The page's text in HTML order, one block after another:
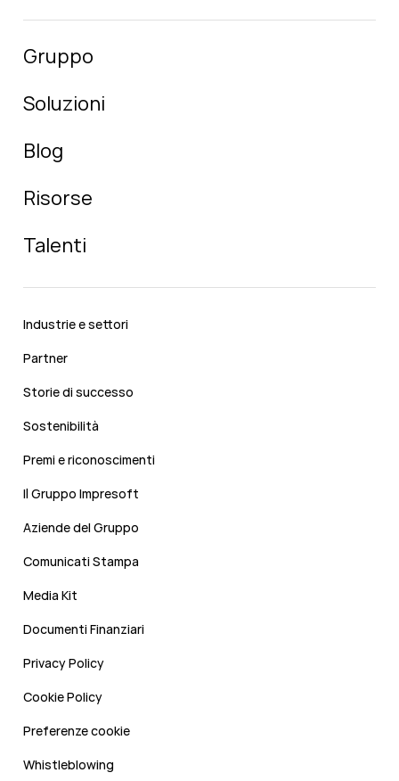
Gruppo
Soluzioni
Blog
Risorse
Talenti
Industrie e settori
Partner
Storie di successo
Sostenibilità
Premi e riconoscimenti
Il Gruppo Impresoft
Aziende del Gruppo
Comunicati Stampa
Media Kit
Documenti Finanziari
Privacy Policy
Cookie Policy
Preferenze cookie
Whistleblowing